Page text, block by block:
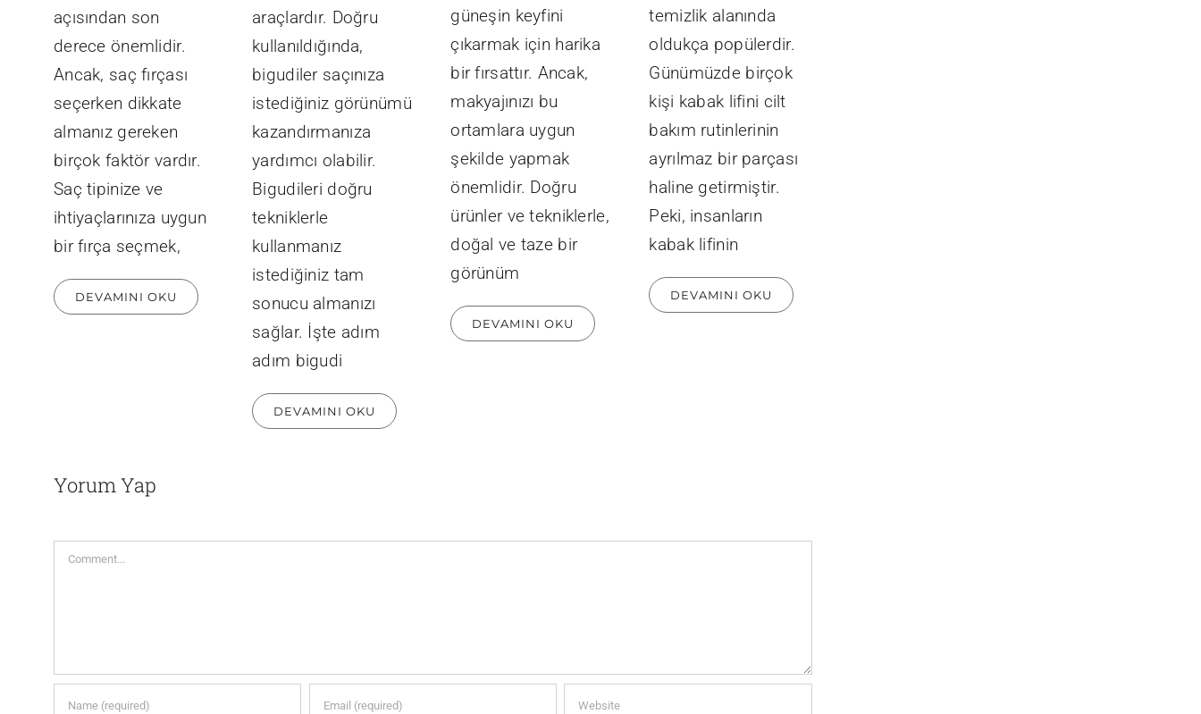
açısından son
derece önemlidir.
Ancak, saç fırçası
seçerken dikkate
almanız gereken
birçok faktör vardır.
Saç tipinize ve
ihtiyaçlarınıza uygun
bir fırça seçmek,
DEVAMINI OKU
araçlardır. Doğru
kullanıldığında,
bigudiler saçınıza
istediğiniz görünümü
kazandırmanıza
yardımcı olabilir.
Bigudileri doğru
tekniklerle
kullanmanız
istediğiniz tam
sonucu almanızı
sağlar. İşte adım
adım bigudi
DEVAMINI OKU
güneşin keyfini
çıkarmak için harika
bir fırsattır. Ancak,
makyajınızı bu
ortamlara uygun
şekilde yapmak
önemlidir. Doğru
ürünler ve tekniklerle,
doğal ve taze bir
görünüm
DEVAMINI OKU
temizlik alanında
oldukça popülerdir.
Günümüzde birçok
kişi kabak lifini cilt
bakım rutinlerinin
ayrılmaz bir parçası
haline getirmiştir.
Peki, insanların
kabak lifinin
DEVAMINI OKU
Yorum Yap
Comment